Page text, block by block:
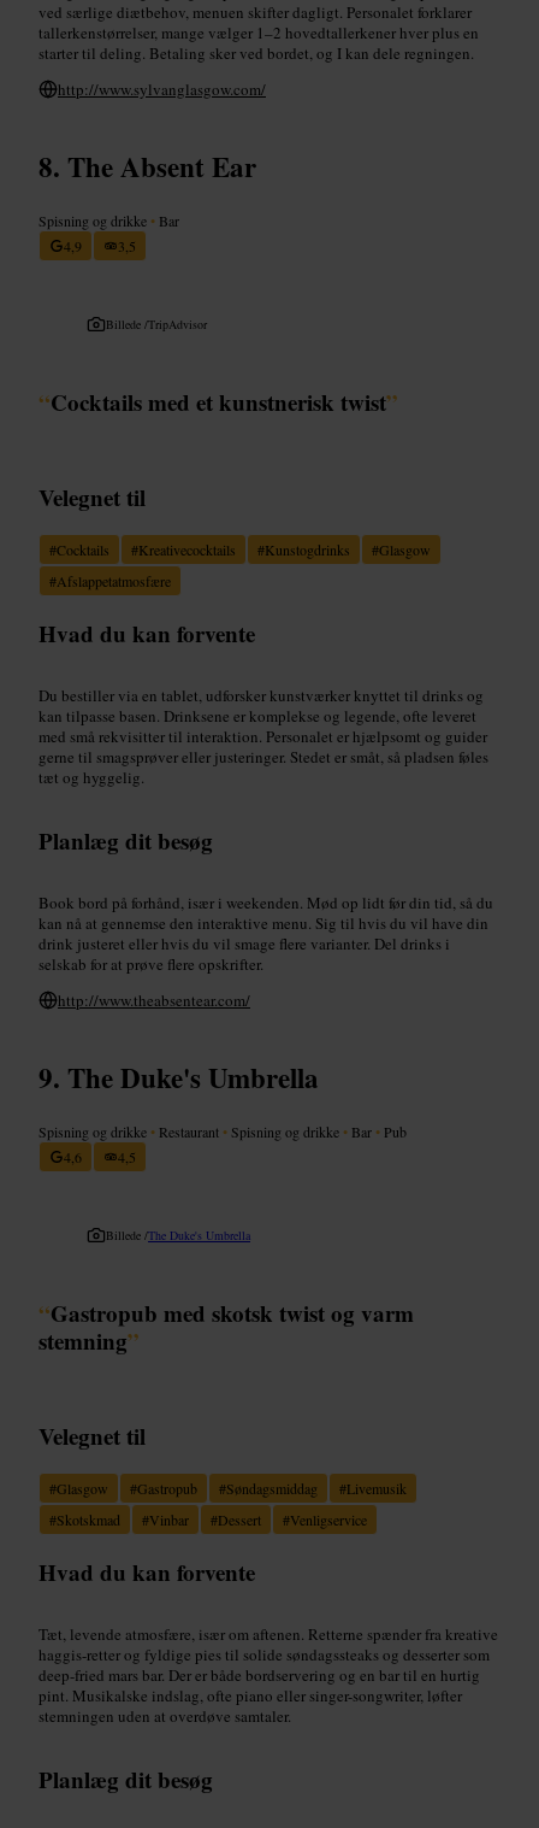
ved særlige diætbehov, menuen skifter dagligt. Personalet forklarer
tallerkenstørrelser, mange vælger 1–2 hovedtallerkener hver plus en
starter til deling. Betaling sker ved bordet, og I kan dele regningen.
http://www.sylvanglasgow.com/
The Absent Ear
Spisning og drikke • Bar
4,9
3,5
Billede /TripAdvisor
“Cocktails med et kunstnerisk twist”
Velegnet til
#Cocktails #Kreativecocktails #Kunstogdrinks #Glasgow
#Afslappetatmosfære
Hvad du kan forvente
Du bestiller via en tablet, udforsker kunstværker knyttet til drinks og
kan tilpasse basen. Drinksene er komplekse og legende, ofte leveret
med små rekvisitter til interaktion. Personalet er hjælpsomt og guider
gerne til smagsprøver eller justeringer. Stedet er småt, så pladsen føles
tæt og hyggelig.
Planlæg dit besøg
Book bord på forhånd, især i weekenden. Mød op lidt før din tid, så du
kan nå at gennemse den interaktive menu. Sig til hvis du vil have din
drink justeret eller hvis du vil smage flere varianter. Del drinks i
selskab for at prøve flere opskrifter.
http://www.theabsentear.com/
The Duke's Umbrella
Spisning og drikke • Restaurant • Spisning og drikke • Bar • Pub
4,6
4,5
Billede /The Duke's Umbrella
“Gastropub med skotsk twist og varm
stemning”
Velegnet til
#Glasgow #Gastropub #Søndagsmiddag #Livemusik
#Skotskmad #Vinbar #Dessert #Venligservice
Hvad du kan forvente
Tæt, levende atmosfære, især om aftenen. Retterne spænder fra kreative
haggis-retter og fyldige pies til solide søndagssteaks og desserter som
deep-fried mars bar. Der er både bordservering og en bar til en hurtig
pint. Musikalske indslag, ofte piano eller singer-songwriter, løfter
stemningen uden at overdøve samtaler.
Planlæg dit besøg